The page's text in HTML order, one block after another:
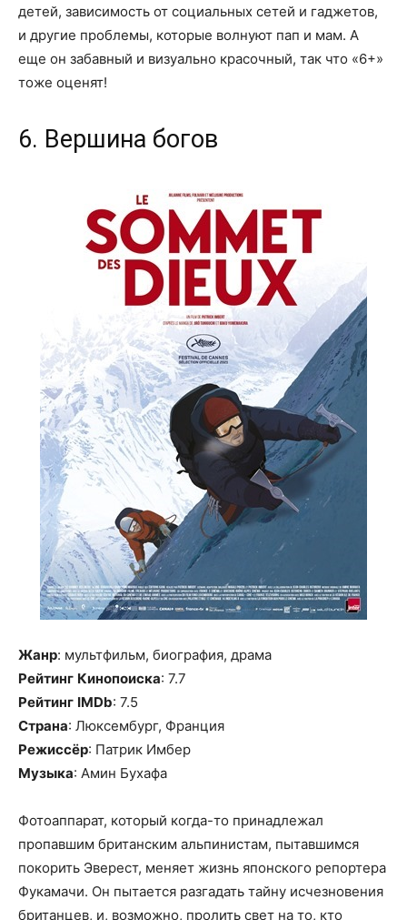
детей, зависимость от социальных сетей и гаджетов,
и другие проблемы, которые волнуют пап и мам. А
еще он забавный и визуально красочный, так что «6+»
тоже оценят!
6. Вершина богов
Жанр: мультфильм, биография, драма
Рейтинг Кинопоиска: 7.7
Рейтинг IMDb: 7.5
Страна: Люксембург, Франция
Режиссёр: Патрик Имбер
Музыка: Амин Бухафа
Фотоаппарат, который когда-то принадлежал
пропавшим британским альпинистам, пытавшимся
покорить Эверест, меняет жизнь японского репортера
Фукамачи. Он пытается разгадать тайну исчезновения
британцев, и, возможно, пролить свет на то, кто